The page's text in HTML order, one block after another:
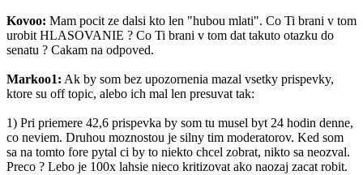
Kovoo: Mam pocit ze dalsi kto len "hubou mlati". Co Ti brani v tom
urobit HLASOVANIE ? Co Ti brani v tom dat takuto otazku do
senatu ? Cakam na odpoved.
Markoo1: Ak by som bez upozornenia mazal vsetky prispevky,
ktore su off topic, alebo ich mal len presuvat tak:
1) Pri priemere 42,6 prispevka by som tu musel byt 24 hodin denne,
co neviem. Druhou moznostou je silny tim moderatorov. Ked som
sa na tomto fore pytal ci by to niekto chcel zobrat, nikto sa neozval.
Preco ? Lebo je 100x lahsie nieco kritizovat ako naozaj zacat robit.